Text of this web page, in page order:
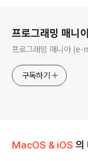
프로그래밍 매니
프로그래밍 매니아
구독하기
MacOS & iOS 의